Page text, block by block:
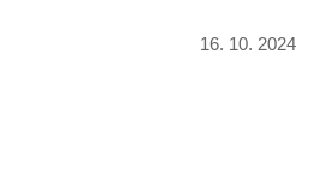
16. 10. 2024